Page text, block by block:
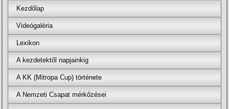
Kezdőlap
Videógaléria
Lexikon
A kezdetektől napjainkig
A KK (Mitropa Cup) története
A Nemzeti Csapat mérkőzései